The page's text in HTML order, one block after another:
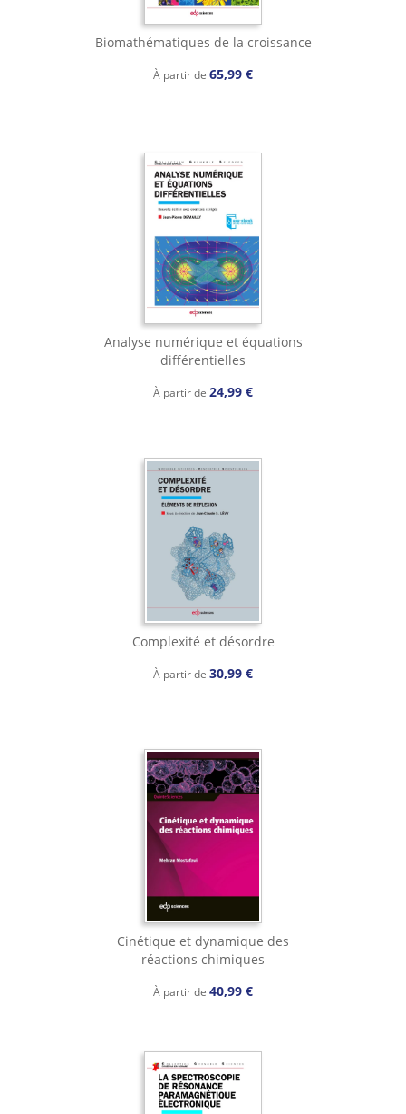
Biomathématiques de la croissance
À partir de 65,99 €
Analyse numérique et équations
différentielles
À partir de 24,99 €
Complexité et désordre
À partir de 30,99 €
Cinétique et dynamique des
réactions chimiques
À partir de 40,99 €